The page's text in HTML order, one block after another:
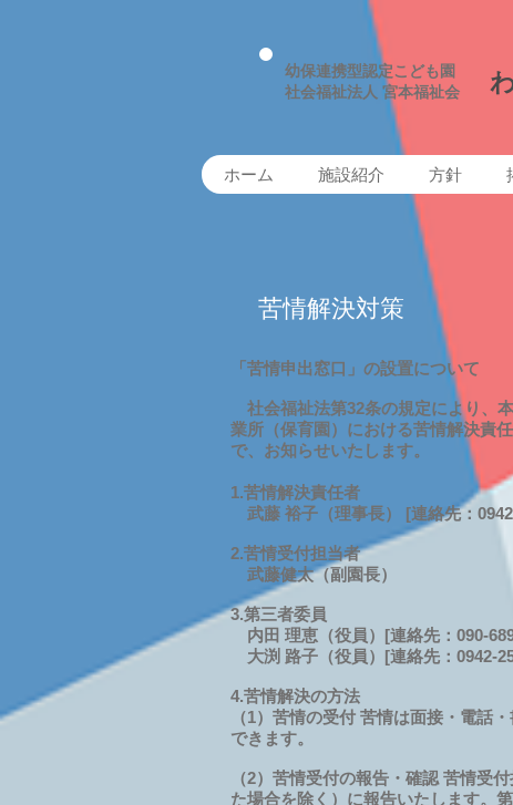
幼保連携型認定こども園
社会福祉法人​ 宮本福祉会
ホーム 施設紹介 方針
苦情解決対策
「苦情申出窓口」の設置について
社会福祉法第32条の規定により、
業所（保育園）における苦情解決責
で、お知らせいたします。
1.苦情解決責任者
武藤 裕子（理事長） [連絡先：
2.苦情受付担当者
武藤健太（副園長）
3.第三者委員
内田 理恵（役員）[連絡先：090-
大渕 路子（役員）[連絡先：0942-
4.苦情解決の方法
（1）苦情の受付 苦情は面接・電話
できます。
（2）苦情受付の報告・確認 苦情受
た場合を除く）に報告いたします。